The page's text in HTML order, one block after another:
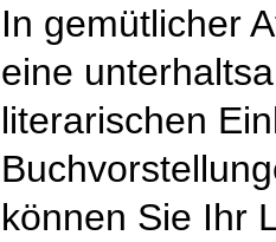
In gemütlicher
eine
literarischen
können Sie Ihr